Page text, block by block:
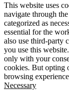
This website uses
navigate through
categorized as
essential for the
also use third-party
you use this
only with your
cookies. But opting
browsing
Necessary